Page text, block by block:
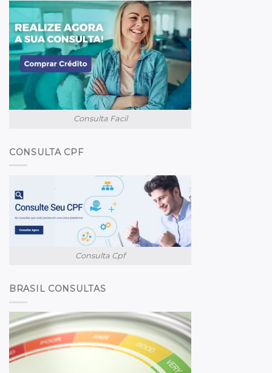
Consulta Facil
CONSULTA CPF
Consulta Cpf
BRASIL CONSULTAS